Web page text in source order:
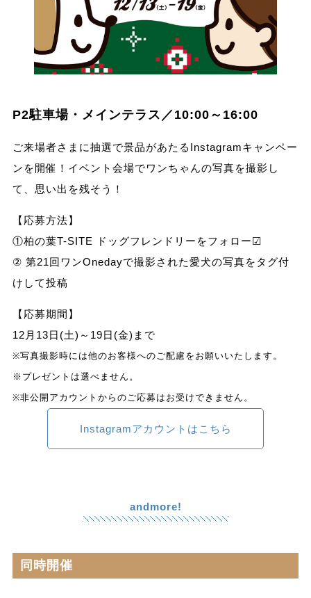
P2駐車場・メインテラス／10:00～16:00
ご来場者さまに抽選で景品があたるInstagramキャンペー
ンを開催！イベント会場でワンちゃんの写真を撮影し
て、思い出を残そう！
【応募方法】
①柏の葉T-SITE ドッグフレンドリーをフォロー☑
② 第21回ワンOnedayで撮影された愛犬の写真をタグ付
けして投稿
【応募期間】
12月13日(土)～19日(金)まで
※写真撮影時には他のお客様へのご配慮をお願いいたします。
※プレゼントは選べません。
※非公開アカウントからのご応募はお受けできません。
Instagramアカウントはこちら
andmore!
同時開催